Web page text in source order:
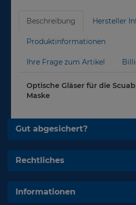
Beschreibung Hersteller
Produktinformationen
Ihre Frage zum Artikel
Optische Gläser für die
Maske
Gut abgesichert?
Rechtliches
Informationen